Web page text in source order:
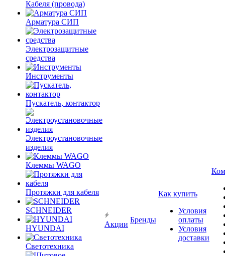
Кабеля (провода)
Арматура СИП
Электрозащитные
средства
Инструменты
Пускатель, контактор
Электроустановочные
изделия
Клеммы WAGO
Протяжки для кабеля
SCHNEIDER
HYUNDAI
Светотехника
Акции
Бренды
Как купить
Условия
оплаты
Условия
доставки